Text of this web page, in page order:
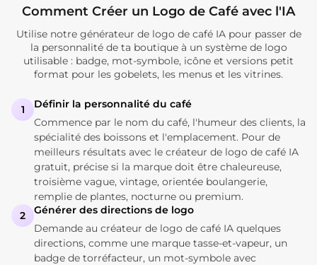
Comment Créer un Logo de Café avec l'IA
Utilise notre générateur de logo de café IA pour passer de
la personnalité de ta boutique à un système de logo
utilisable : badge, mot-symbole, icône et versions petit
format pour les gobelets, les menus et les vitrines.
1
Définir la personnalité du café
Commence par le nom du café, l'humeur des clients, la
spécialité des boissons et l'emplacement. Pour de
meilleurs résultats avec le créateur de logo de café IA
gratuit, précise si la marque doit être chaleureuse,
troisième vague, vintage, orientée boulangerie,
remplie de plantes, nocturne ou premium.
2
Générer des directions de logo
Demande au créateur de logo de café IA quelques
directions, comme une marque tasse-et-vapeur, un
badge de torréfacteur, un mot-symbole avec